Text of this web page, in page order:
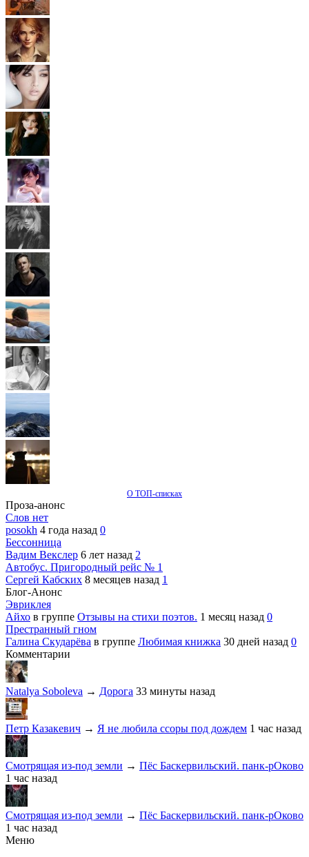
О ТОП-списках
Проза-анонс
Слов нет
posokh 4 года назад 0
Бессонница
Вадим Векслер 6 лет назад 2
Автобус. Пригородный рейс № 1
Сергей Кабских 8 месяцев назад 1
Блог-Анонс
Эвриклея
Айхо в группе Отзывы на стихи поэтов. 1 месяц назад 0
Престранный гном
Галина Скударёва в группе Любимая книжка 30 дней назад 0
Комментарии
Natalya Soboleva → Дорога 33 минуты назад
Петр Казакевич → Я не любила ссоры под дождем 1 час назад
Смотрящая из-под земли → Пёс Баскервильский. панк-рОково
1 час назад
Смотрящая из-под земли → Пёс Баскервильский. панк-рОково
1 час назад
Меню